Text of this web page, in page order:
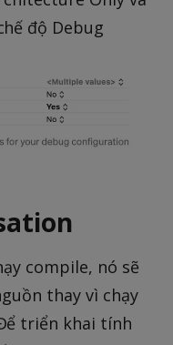
độ Debug
compile, nó sẽ
thay vì chạy
triển khai tính